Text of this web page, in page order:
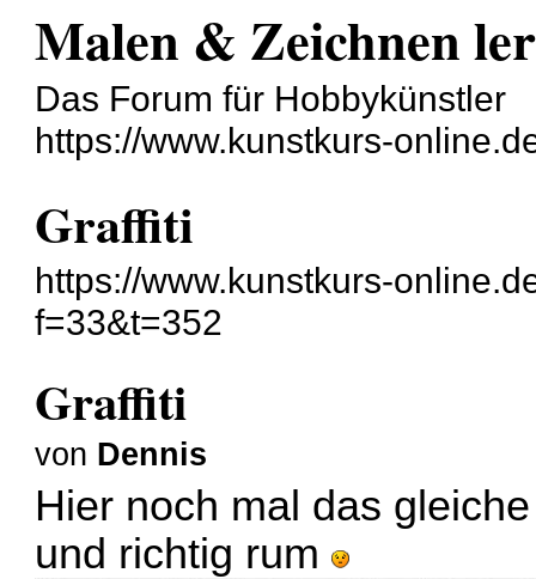
Malen & Zeichnen
Das Forum für Hobbykünstler
https://www.kunstkurs-
Graffiti
https://www.kunstkurs-
f=33&t=352
Graffiti
von Dennis
Hier noch mal das
und richtig rum